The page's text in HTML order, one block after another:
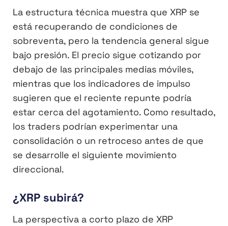
La estructura técnica muestra que XRP se
está recuperando de condiciones de
sobreventa, pero la tendencia general sigue
bajo presión. El precio sigue cotizando por
debajo de las principales medias móviles,
mientras que los indicadores de impulso
sugieren que el reciente repunte podría
estar cerca del agotamiento. Como resultado,
los traders podrían experimentar una
consolidación o un retroceso antes de que
se desarrolle el siguiente movimiento
direccional.
¿XRP subirá?
La perspectiva a corto plazo de XRP